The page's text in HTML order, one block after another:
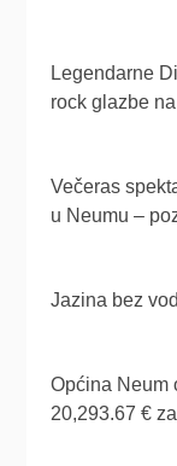
Legendarne
rock glazbe
Večeras
u Neumu –
Jazina bez
Općina Neum
20,293.67 €